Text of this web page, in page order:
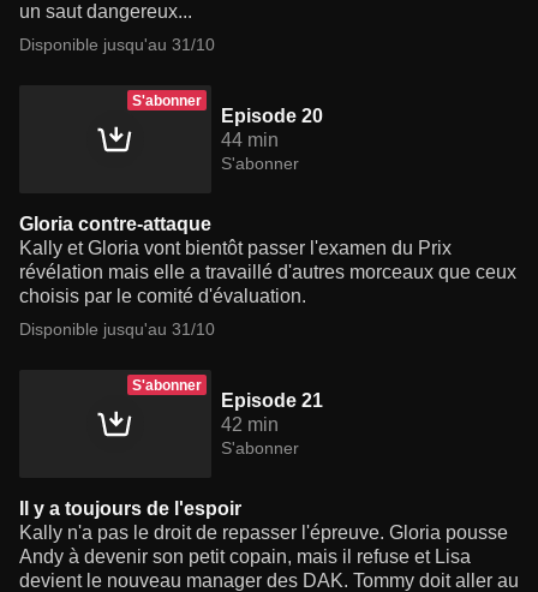
un saut dangereux...
Disponible jusqu'au 31/10
S'abonner
Episode 20
44 min
S'abonner
Gloria contre-attaque
Kally et Gloria vont bientôt passer l'examen du Prix
révélation mais elle a travaillé d'autres morceaux que ceux
choisis par le comité d'évaluation.
Disponible jusqu'au 31/10
S'abonner
Episode 21
42 min
S'abonner
Il y a toujours de l'espoir
Kally n'a pas le droit de repasser l'épreuve. Gloria pousse
Andy à devenir son petit copain, mais il refuse et Lisa
devient le nouveau manager des DAK. Tommy doit aller au